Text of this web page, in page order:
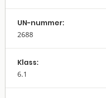
UN-nummer:
2688
Klass:
6.1